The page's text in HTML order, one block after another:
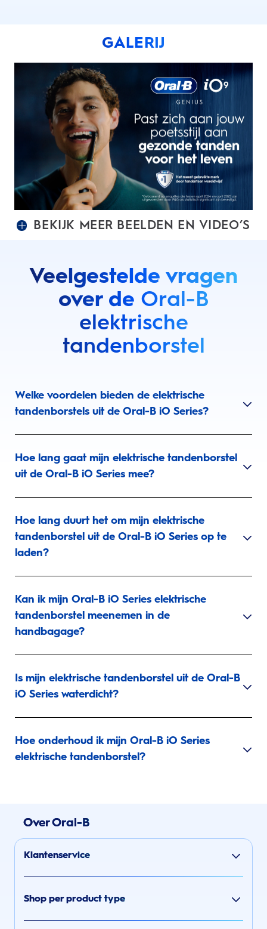
GALERIJ
BEKIJK MEER BEELDEN EN VIDEO’S
Veelgestelde vragen
over de Oral-B
elektrische
tandenborstel
Welke voordelen bieden de elektrische
tandenborstels uit de Oral-B iO Series?
Hoe lang gaat mijn elektrische tandenborstel
uit de Oral-B iO Series mee?
Hoe lang duurt het om mijn elektrische
tandenborstel uit de Oral-B iO Series op te
laden?
Kan ik mijn Oral-B iO Series elektrische
tandenborstel meenemen in de
handbagage?
Is mijn elektrische tandenborstel uit de Oral-B
iO Series waterdicht?
Hoe onderhoud ik mijn Oral-B iO Series
elektrische tandenborstel?
Over Oral-B
Klantenservice
Shop per product type